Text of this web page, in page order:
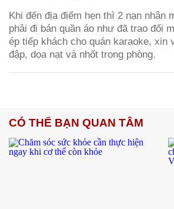
Khi đến địa điểm hẹn thì 2 nạn nhân
phải đi bán quần áo như đã trao đổi
ép tiếp khách cho quán karaoke, xin
đập, dọa nạt và nhốt trong phòng.
CÓ THỂ BẠN QUAN TÂM